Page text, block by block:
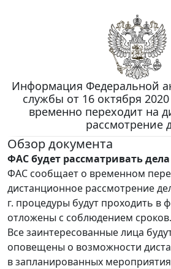
Информация Федеральной
службы от 16 октября
временно переходит на
рассмотрение
Обзор документа
ФАС будет рассматривать
ФАС сообщает о временном
дистанционное рассмотрение
г. процедуры будут проходить в
отложены с соблюдением сроков.
Все заинтересованные лица
оповещены о возможности
в запланированных